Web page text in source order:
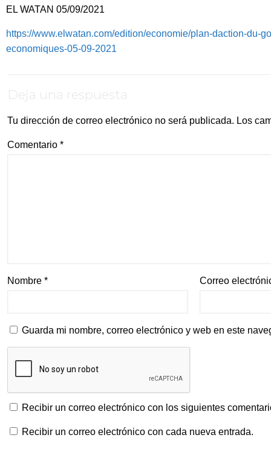
EL WATAN 05/09/2021
https://www.elwatan.com/edition/economie/plan-daction-du-
economiques-05-09-2021
Deja una respuesta
Tu dirección de correo electrónico no será publicada. Los
Comentario *
Nombre * Correo
Guarda mi nombre, correo electrónico y web en este
Recibir un correo electrónico con los siguientes
Recibir un correo electrónico con cada nueva entrada.